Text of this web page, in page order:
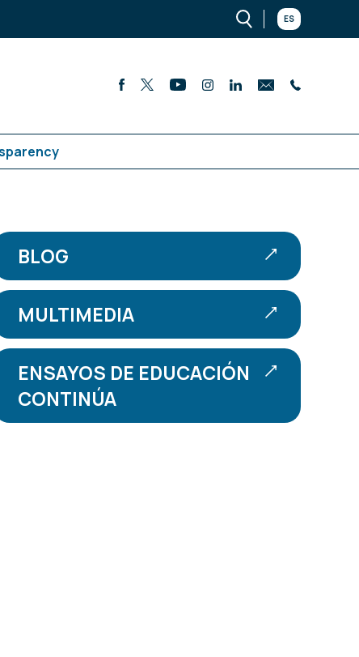
ES
BLOG
MULTIMEDIA
ENSAYOS DE EDUCACIÓN
CONTINÚA